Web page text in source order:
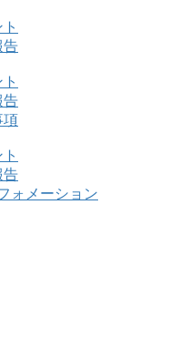
告
告
項
告
ォメーション